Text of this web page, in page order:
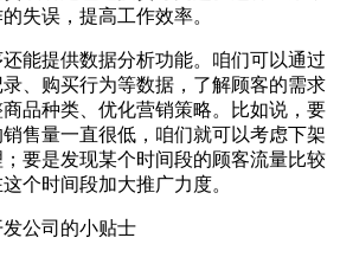
失误，提高工作效率。
能提供数据分析功能。咱们可以通过
、购买行为等数据，了解顾客的需求
品种类、优化营销策略。比如说，要
售量一直很低，咱们就可以考虑下架
要是发现某个时间段的顾客流量比较
个时间段加大推广力度。
公司的小贴士